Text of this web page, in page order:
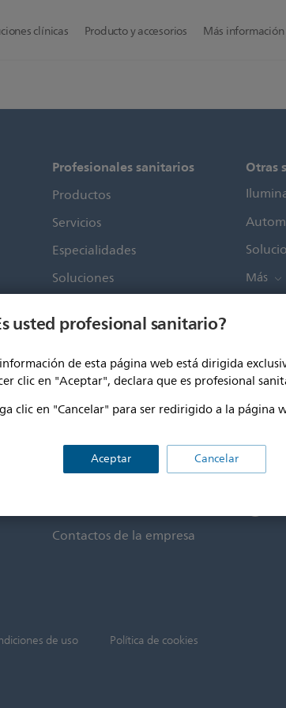
usted profesional sanitario?
de esta página web está dirigida
clic en "Aceptar", declara que es profesional
clic en "Cancelar" para ser redirigido a la página
Aceptar Cancelar
clínicas​ Producto y accesorios​ Más
Profesionales sanitarios
Productos
Servicios
Especialidades
Soluciones
Otras
Más
Atención al consumidor
Contactos de la empresa
de uso
Política de cookies